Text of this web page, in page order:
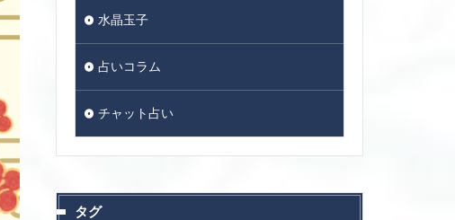
水晶玉子
占いコラム
チャット占い
タグ